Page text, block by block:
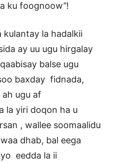
ku foognoow’’!
kulantay la hadalkii
ay uu ugu hirgalay
balse ugu
baxday fidnada,
ugu af
la yiri doqon ha u
, wallee soomaalidu
dhab, bal eega
eedda la ii